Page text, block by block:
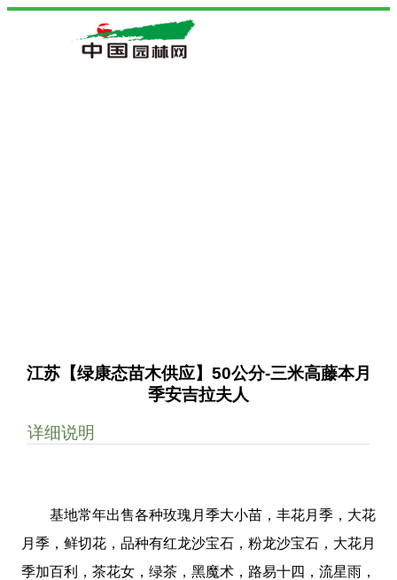
江苏【绿康态苗木供应】50公分-三米高藤本月
季安吉拉夫人
详细说明
基地常年出售各种玫瑰月季大小苗，丰花月季，大花
月季，鲜切花，品种有红龙沙宝石，粉龙沙宝石，大花月
季加百利，茶花女，绿茶，黑魔术，路易十四，流星雨，